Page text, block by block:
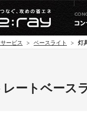
ービス ベースライト 灯
ートベース